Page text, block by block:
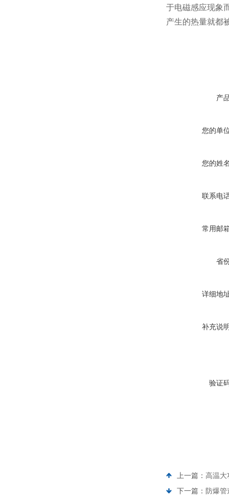
于电磁感应现象
产生的热量就都
产
您的单
您的姓
联系电
常用邮
省
详细地
补充说
验证
上一篇： 高温大
下一篇： 防爆